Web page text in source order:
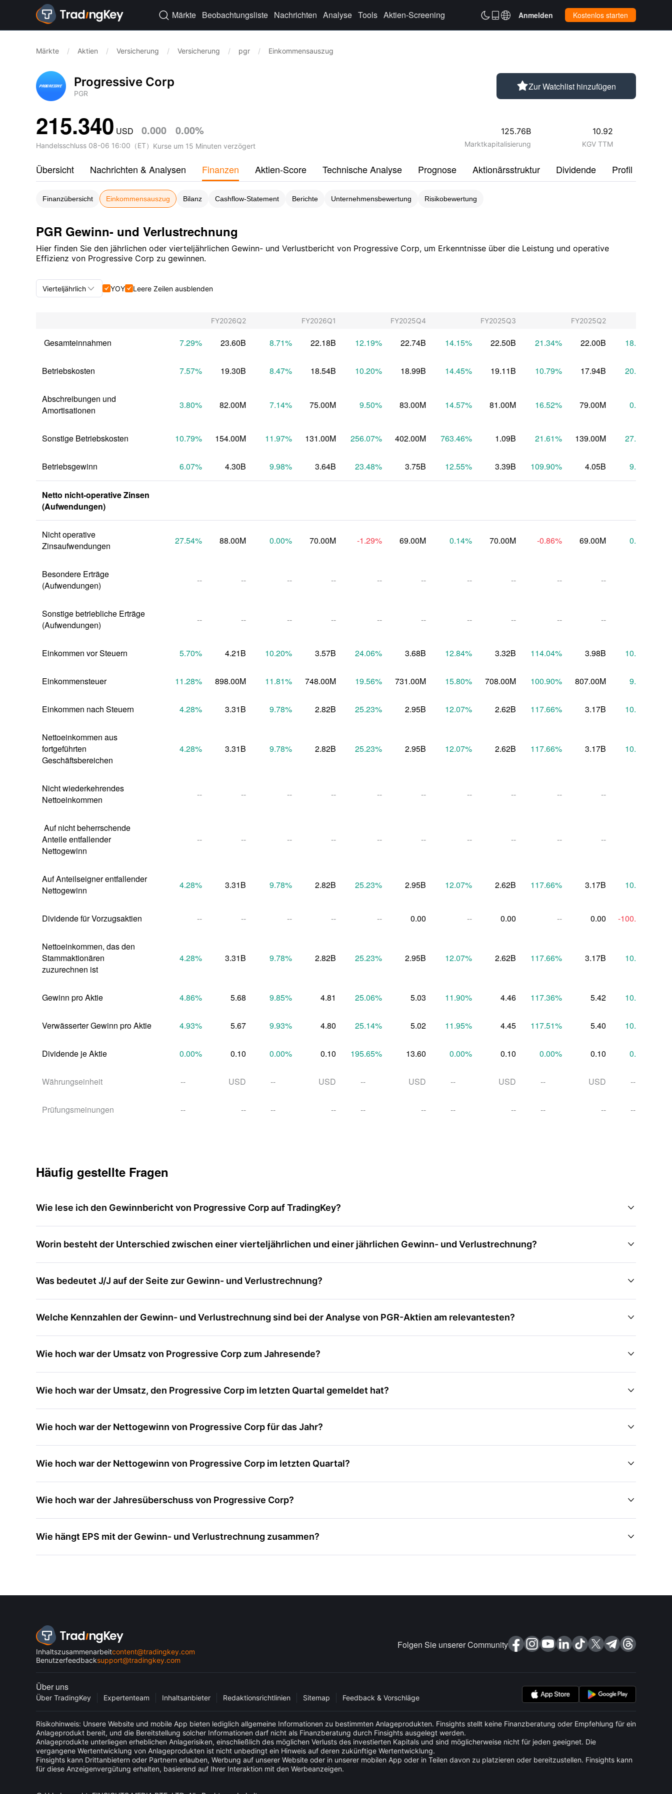
 Märkte Beobachtungsliste Nachrichten Analyse Tools Aktien-Screening  Anmelden Kostenlos starten
Märkte / Aktien / Versicherung / Versicherung / pgr / Einkommensauszug
Progressive Corp
PGR
Zur Watchlist hinzufügen
215.340 USD 0.000 0.00%
Handelsschluss 08-06 16:00 （ET） Kurse um 15 Minuten verzögert
125.76B
Marktkapitalisierung
10.92
KGV TTM
Übersicht Nachrichten & Analysen Finanzen Aktien-Score Technische Analyse Prognose Aktionärsstruktur Dividende Profil
Finanzübersicht Einkommensauszug Bilanz Cashflow-Statement Berichte Unternehmensbewertung Risikobewertung
PGR Gewinn- und Verlustrechnung
Hier finden Sie den jährlichen oder vierteljährlichen Gewinn- und Verlustbericht von Progressive Corp, um Erkenntnisse über die Leistung und operative
Effizienz von Progressive Corp zu gewinnen.
Vierteljährlich 
Jährlich
YOY  Leere Zeilen ausblenden
FY2026Q2 FY2026Q1 FY2025Q4 FY2025Q3 FY2025Q2
Gesamteinnahmen 7.29% 23.60B 8.71% 22.18B 12.19% 22.74B 14.15% 22.50B 21.34% 22.00B 18.36
Betriebskosten 7.57% 19.30B 8.47% 18.54B 10.20% 18.99B 14.45% 19.11B 10.79% 17.94B 20.16
Abschreibungen und
Amortisationen
3.80% 82.00M 7.14% 75.00M 9.50% 83.00M 14.57% 81.00M 16.52% 79.00M 0.43
Sonstige Betriebskosten 10.79% 154.00M 11.97% 131.00M 256.07% 402.00M 763.46% 1.09B 21.61% 139.00M 27.04
Betriebsgewinn 6.07% 4.30B 9.98% 3.64B 23.48% 3.75B 12.55% 3.39B 109.90% 4.05B 9.85
Netto nicht-operative Zinsen
(Aufwendungen)
Nicht operative
Zinsaufwendungen
27.54% 88.00M 0.00% 70.00M -1.29% 69.00M 0.14% 70.00M -0.86% 69.00M 0.57
Besondere Erträge
(Aufwendungen)
-- -- -- -- -- -- -- -- -- --
Sonstige betriebliche Erträge
(Aufwendungen)
-- -- -- -- -- -- -- -- -- --
Einkommen vor Steuern 5.70% 4.21B 10.20% 3.57B 24.06% 3.68B 12.84% 3.32B 114.04% 3.98B 10.07
Einkommensteuer 11.28% 898.00M 11.81% 748.00M 19.56% 731.00M 15.80% 708.00M 100.90% 807.00M 9.94
Einkommen nach Steuern 4.28% 3.31B 9.78% 2.82B 25.23% 2.95B 12.07% 2.62B 117.66% 3.17B 10.11
Nettoeinkommen aus
fortgeführten
Geschäftsbereichen
4.28% 3.31B 9.78% 2.82B 25.23% 2.95B 12.07% 2.62B 117.66% 3.17B 10.11
Nicht wiederkehrendes
Nettoeinkommen
-- -- -- -- -- -- -- -- -- --
Anteile entfallender
Nettogewinn
-- -- -- -- -- -- -- -- -- --
Auf Anteilseigner entfallender
Nettogewinn
4.28% 3.31B 9.78% 2.82B 25.23% 2.95B 12.07% 2.62B 117.66% 3.17B 10.91
Dividende für Vorzugsaktien -- -- -- -- -- 0.00 -- 0.00 -- 0.00 -100.00
Nettoeinkommen, das den
Stammaktionären
zuzurechnen ist
4.28% 3.31B 9.78% 2.82B 25.23% 2.95B 12.07% 2.62B 117.66% 3.17B 10.91
Gewinn pro Aktie 4.86% 5.68 9.85% 4.81 25.06% 5.03 11.90% 4.46 117.36% 5.42 10.80
Verwässerter Gewinn pro Aktie 4.93% 5.67 9.93% 4.80 25.14% 5.02 11.95% 4.45 117.51% 5.40 10.84
Dividende je Aktie 0.00% 0.10 0.00% 0.10 195.65% 13.60 0.00% 0.10 0.00% 0.10 0.00
Währungseinheit -- USD -- USD -- USD -- USD -- USD --
Prüfungsmeinungen -- -- -- -- -- -- -- -- -- -- --
Häufig gestellte Fragen
Wie lese ich den Gewinnbericht von Progressive Corp auf TradingKey? 
Worin besteht der Unterschied zwischen einer vierteljährlichen und einer jährlichen Gewinn- und Verlustrechnung? 
Was bedeutet J/J auf der Seite zur Gewinn- und Verlustrechnung? 
Welche Kennzahlen der Gewinn- und Verlustrechnung sind bei der Analyse von PGR-Aktien am relevantesten? 
Wie hoch war der Umsatz von Progressive Corp zum Jahresende? 
Wie hoch war der Umsatz, den Progressive Corp im letzten Quartal gemeldet hat? 
Wie hoch war der Nettogewinn von Progressive Corp für das Jahr? 
Wie hoch war der Nettogewinn von Progressive Corp im letzten Quartal? 
Wie hoch war der Jahresüberschuss von Progressive Corp? 
Wie hängt EPS mit der Gewinn- und Verlustrechnung zusammen? 
Inhaltszusammenarbeitcontent@tradingkey.com
Benutzerfeedbacksupport@tradingkey.com
Folgen Sie unserer Community
Über uns
Über TradingKey Expertenteam Inhaltsanbieter Redaktionsrichtlinien Sitemap Feedback & Vorschläge
Risikohinweis: Unsere Website und mobile App bieten lediglich allgemeine Informationen zu bestimmten Anlageprodukten. Finsights stellt keine Finanzberatung oder Empfehlung für ein
Anlageprodukt bereit, und die Bereitstellung solcher Informationen darf nicht als Finanzberatung durch Finsights ausgelegt werden.
Anlageprodukte unterliegen erheblichen Anlagerisiken, einschließlich des möglichen Verlusts des investierten Kapitals und sind möglicherweise nicht für jeden geeignet. Die
vergangene Wertentwicklung von Anlageprodukten ist nicht unbedingt ein Hinweis auf deren zukünftige Wertentwicklung.
Finsights kann Drittanbietern oder Partnern erlauben, Werbung auf unserer Website oder in unserer mobilen App oder in Teilen davon zu platzieren oder bereitzustellen. Finsights kann
für diese Anzeigenvergütung erhalten, basierend auf Ihrer Interaktion mit den Werbeanzeigen.